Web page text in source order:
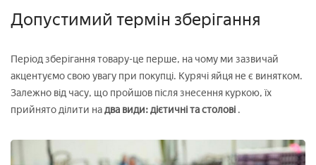
Допустимий термін зберігання
Період зберігання товару-це перше, на чому ми зазвичай
акцентуємо свою увагу при покупці. Курячі яйця не є винятком.
Залежно від часу, що пройшов після знесення куркою, їх
прийнято ділити надва види: дієтичні та столові .